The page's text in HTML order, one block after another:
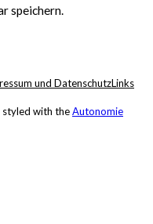
speichern.
und DatenschutzLinks
styled with theAutonomie